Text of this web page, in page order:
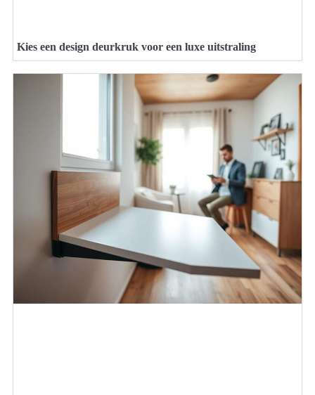
Kies een design deurkruk voor een luxe uitstraling